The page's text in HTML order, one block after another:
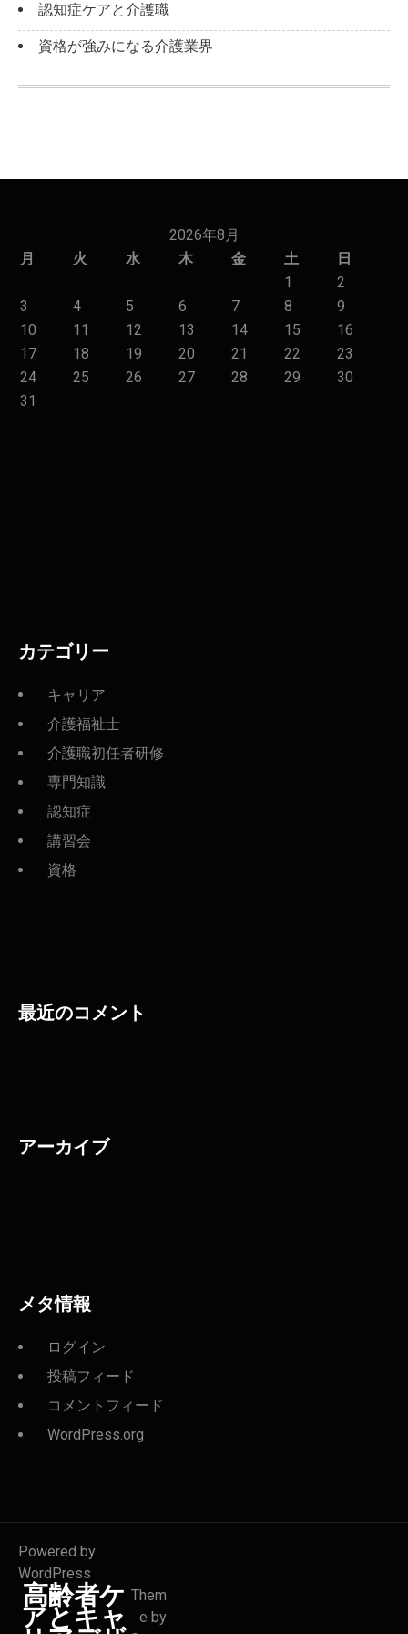
認知症ケアと介護職
資格が強みになる介護業界
2026年8月
月
火 水 木 金 土
日
1
2
3
4 5 6 7 8
9
10
11 12 13 14 15
16
17
18 19 20 21 22
23
24
25 26 27 28 29
30
31
カテゴリー
キャリア
介護福祉士
介護職初任者研修
専門知識
認知症
講習会
資格
最近のコメント
アーカイブ
メタ情報
ログイン
投稿フィード
コメントフィード
WordPress.org
Powered by
WordPress
高齢者ケ
アとキャ
Them
e by